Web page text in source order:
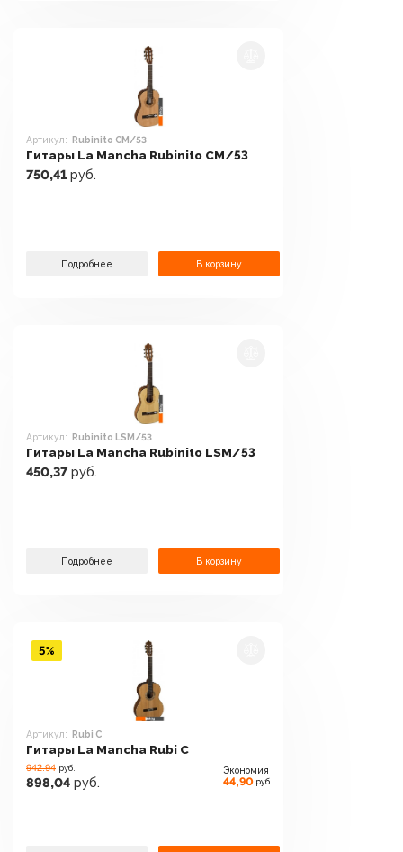
Артикул: Rubinito CM/53
Гитары La Mancha Rubinito CM/53
750,41 руб.
Подробнее В корзину
Артикул: Rubinito LSM/53
Гитары La Mancha Rubinito LSM/53
450,37 руб.
Подробнее В корзину
Артикул: Rubi C
Гитары La Mancha Rubi C
942.94 руб.
898,04 руб.
Экономия
44,90 руб.
5%